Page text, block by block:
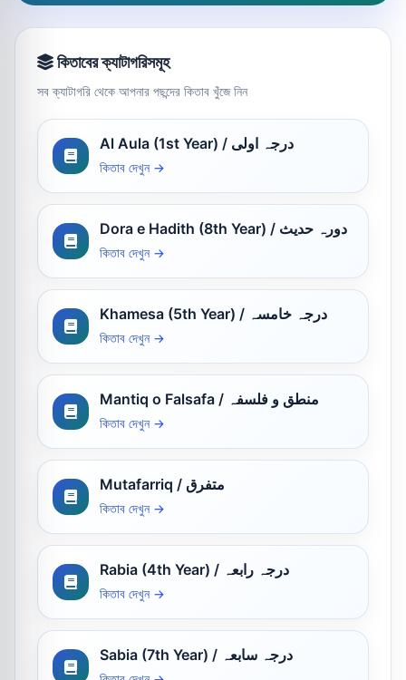
কিতাবের ক্যাটাগরিসমূহ
সব ক্যাটাগরি থেকে আপনার পছন্দের কিতাব খুঁজে নিন
Al Aula (1st Year) / درجہ اولی
কিতাব দেখুন →
Dora e Hadith (8th Year) / دورہ حدیث
কিতাব দেখুন →
Khamesa (5th Year) / درجہ خامسہ
কিতাব দেখুন →
Mantiq o Falsafa / منطق و فلسفہ
কিতাব দেখুন →
Mutafarriq / متفرق
কিতাব দেখুন →
Rabia (4th Year) / درجہ رابعہ
কিতাব দেখুন →
Sabia (7th Year) / درجہ سابعہ